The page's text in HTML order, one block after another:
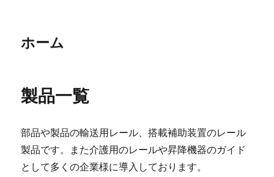
ホーム
製品一覧
部品や製品の輸送用レール、搭載補助装置のレール
製品です。また介護用のレールや昇降機器のガイド
として多くの企業様に導入しております。